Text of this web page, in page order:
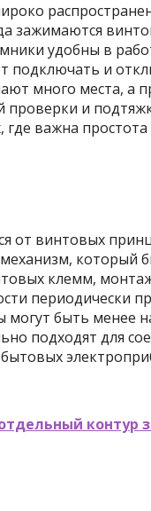
зажимаются
удобны в
подключать и
много места, а
проверки и
важна
от винтовых
который
клемм,
периодически
могут быть менее
подходят для
контур